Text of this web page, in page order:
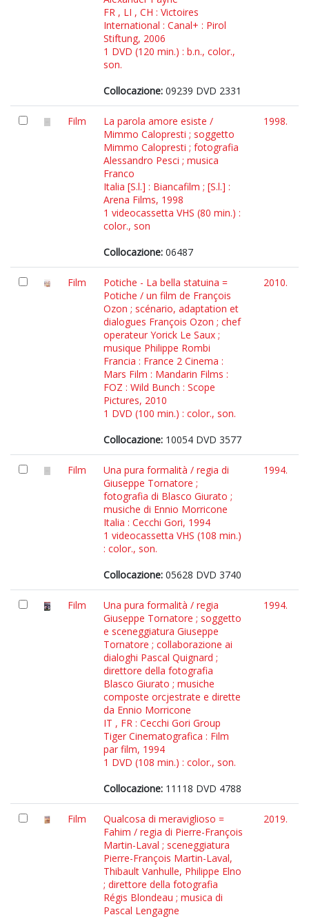
FR , LI , CH : Victoires
International : Canal+ : Pirol
Stiftung, 2006
1 DVD (120 min.) : b.n., color.,
son.
Collocazione: 09239 DVD 2331
Film
La parola amore esiste /
Mimmo Calopresti ; soggetto
Mimmo Calopresti ; fotografia
Alessandro Pesci ; musica
Franco
Italia [S.l.] : Biancafilm ; [S.l.] :
Arena Films, 1998
1 videocassetta VHS (80 min.) :
color., son
Collocazione: 06487
1998.
Film
Potiche - La bella statuina =
Potiche / un film de François
Ozon ; scénario, adaptation et
dialogues François Ozon ; chef
operateur Yorick Le Saux ;
musique Philippe Rombi
Francia : France 2 Cinema :
Mars Film : Mandarin Films :
FOZ : Wild Bunch : Scope
Pictures, 2010
1 DVD (100 min.) : color., son.
Collocazione: 10054 DVD 3577
2010.
Film
Una pura formalità / regia di
Giuseppe Tornatore ;
fotografia di Blasco Giurato ;
musiche di Ennio Morricone
Italia : Cecchi Gori, 1994
1 videocassetta VHS (108 min.)
: color., son.
Collocazione: 05628 DVD 3740
1994.
Film
Una pura formalità / regia
Giuseppe Tornatore ; soggetto
e sceneggiatura Giuseppe
Tornatore ; collaborazione ai
dialoghi Pascal Quignard ;
direttore della fotografia
Blasco Giurato ; musiche
composte orcjestrate e dirette
da Ennio Morricone
IT , FR : Cecchi Gori Group
Tiger Cinematografica : Film
par film, 1994
1 DVD (108 min.) : color., son.
Collocazione: 11118 DVD 4788
1994.
Film
Qualcosa di meraviglioso =
Fahim / regia di Pierre-François
Martin-Laval ; sceneggiatura
Pierre-François Martin-Laval,
Thibault Vanhulle, Philippe Elno
; direttore della fotografia
Régis Blondeau ; musica di
Pascal Lengagne
2019.